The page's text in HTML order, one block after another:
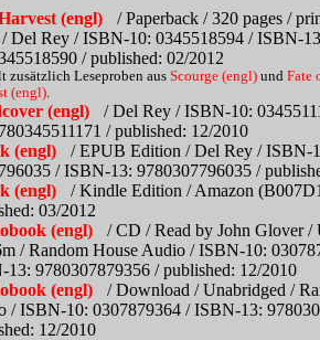
(engl)
/ Paperback / 320 pages /
Del Rey / ISBN-10: 0345518594 / ISBN-
/ published: 02/2012
zusätzlich Leseproben ausScourge (engl) undFate
(engl)
(engl)
/ Del Rey / ISBN-10:
/ published: 12/2010
(engl)
/ EPUB Edition / Del Rey / ISBN-
/ ISBN-13: 9780307796035 /
(engl)
/ Kindle Edition / Amazon
03/2012
(engl)
/ CD / Read by John Glover /
/ Random House Audio / ISBN-10:
13: 9780307879356 / published: 12/2010
(engl)
/ Download / Unabridged /
/ ISBN-10: 0307879364 / ISBN-13:
12/2010